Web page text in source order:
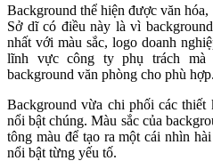
Background thể hiện được văn
Sở dĩ có điều này là vì
nhất với màu sắc, logo doanh
lĩnh vực công ty phụ trách
background văn phòng cho phù hợp.
Background vừa chi phối các
nổi bật chúng. Màu sắc của
tông màu để tạo ra một cái nhìn
nổi bật từng yếu tố.